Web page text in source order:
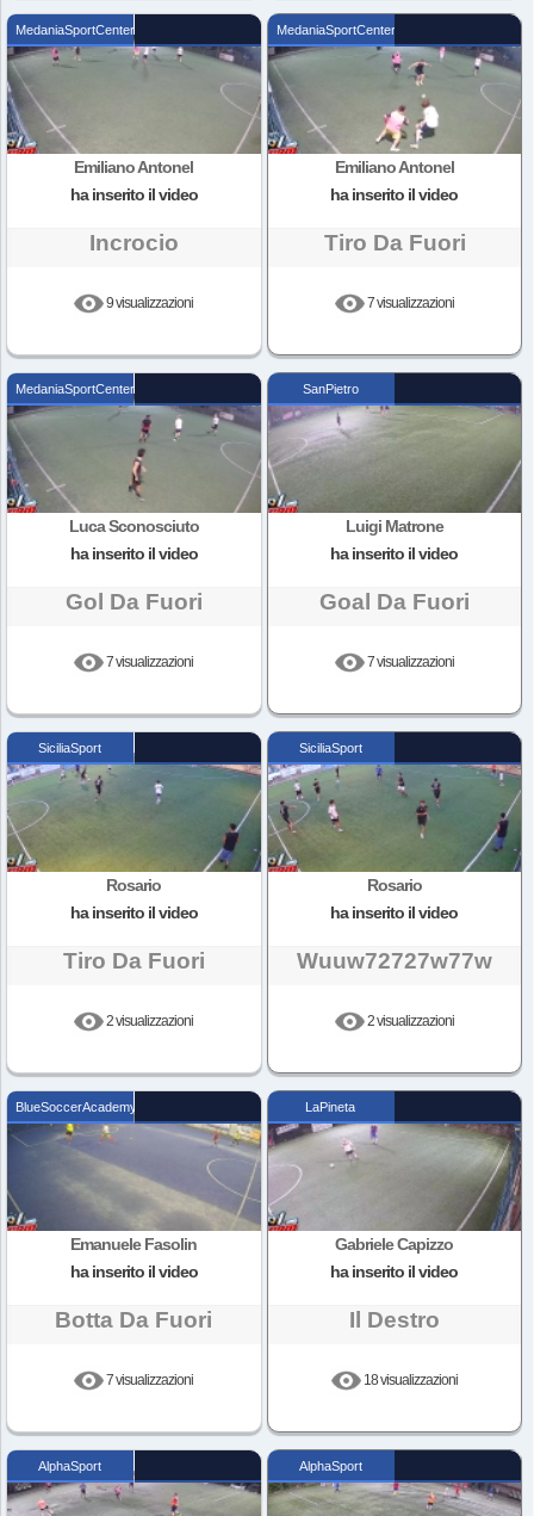
MedaniaSportCenter
Emiliano Antonel
ha inserito il video
Incrocio
9 visualizzazioni
MedaniaSportCenter
Emiliano Antonel
ha inserito il video
Tiro Da Fuori
7 visualizzazioni
MedaniaSportCenter
Luca Sconosciuto
ha inserito il video
Gol Da Fuori
7 visualizzazioni
SanPietro
Luigi Matrone
ha inserito il video
Goal Da Fuori
7 visualizzazioni
SiciliaSport
Rosario
ha inserito il video
Tiro Da Fuori
2 visualizzazioni
SiciliaSport
Rosario
ha inserito il video
Wuuw72727w77w
2 visualizzazioni
BlueSoccerAcademy
Emanuele Fasolin
ha inserito il video
Botta Da Fuori
7 visualizzazioni
LaPineta
Gabriele Capizzo
ha inserito il video
Il Destro
18 visualizzazioni
AlphaSport AlphaSport